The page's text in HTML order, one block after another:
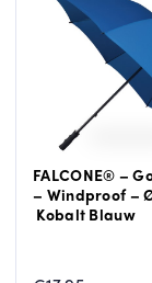
FALCONE® –
– Windproof –
Kobalt Blauw